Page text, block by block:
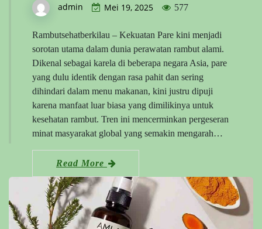
admin Mei 19, 2025 577
Rambutsehatberkilau – Kekuatan Pare kini menjadi
sorotan utama dalam dunia perawatan rambut alami.
Dikenal sebagai karela di beberapa negara Asia, pare
yang dulu identik dengan rasa pahit dan sering
dihindari dalam menu makanan, kini justru dipuji
karena manfaat luar biasa yang dimilikinya untuk
kesehatan rambut. Tren ini mencerminkan pergeseran
minat masyarakat global yang semakin mengarah…
Read More